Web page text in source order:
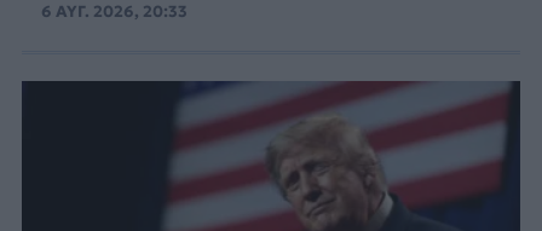
6 ΑΥΓ. 2026, 20:33